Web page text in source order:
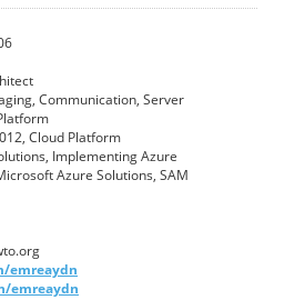
Communication, Server
Cloud Platform
Implementing Azure
Azure Solutions, SAM
emreaydn
emreaydn